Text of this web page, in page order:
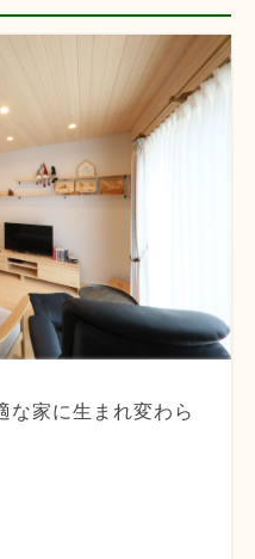
な家に生まれ変わら